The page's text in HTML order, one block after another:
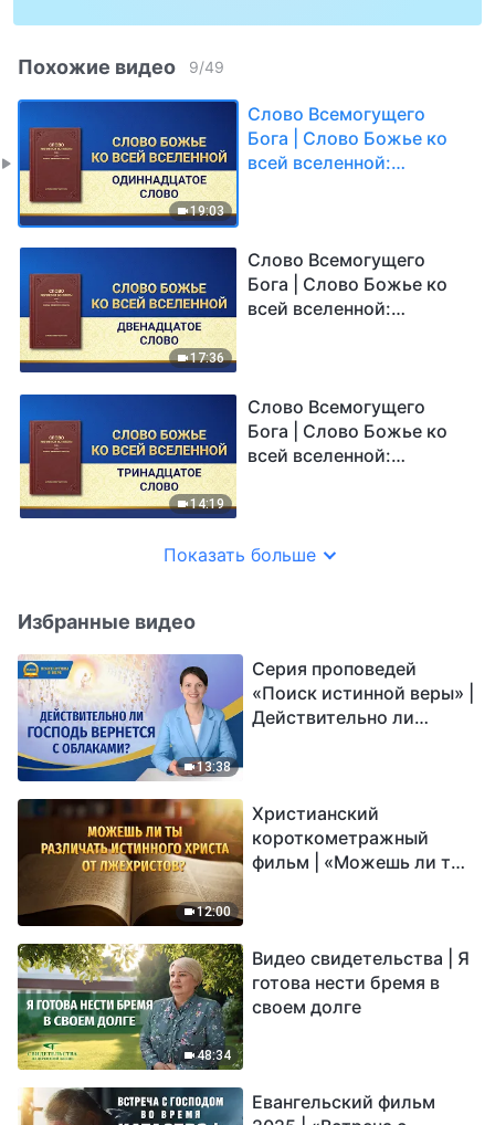
Похожие видео 9/49
19:03
Слово Всемогущего
Бога | Слово Божье ко
всей вселенной:
17:36
Слово Всемогущего
Бога | Слово Божье ко
всей вселенной:
14:19
Слово Всемогущего
Бога | Слово Божье ко
всей вселенной:
Показать больше
Избранные видео
13:38
Серия проповедей
«Поиск истинной веры» |
Действительно ли
12:00
Христианский
короткометражный
фильм | «Можешь ли ты
48:34
Видео свидетельства | Я
готова нести бремя в
своем долге
Евангельский фильм